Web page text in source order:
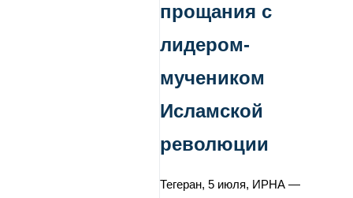
прощания с
лидером-
мучеником
Исламской
революции
Тегеран, 5 июля, ИРНА —